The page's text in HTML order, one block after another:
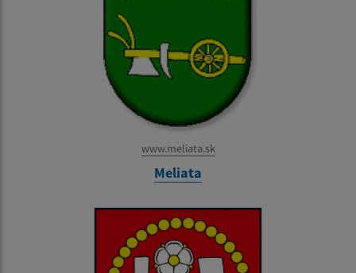
www.meliata.sk
Meliata